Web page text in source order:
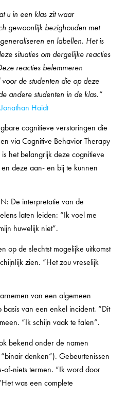
u in een klas zit waar
gewoonlijk bezighouden met
en labellen. Het is
situaties om dergelijke reacties
reacties belemmeren
de studenten die op deze
andere studenten in de klas.”
Haidt
cognitieve verstoringen die
via Cognitive Behavior Therapy
het belangrijk deze cognitieve
deze aan- en bij te kunnen
De interpretatie van de
laten leiden: “Ik voel me
huwelijk niet”.
op de slechtst mogelijke uitkomst
zien. “Het zou vreselijk
van een algemeen
van een enkel incident. “Dit
“Ik schijn vaak te falen”.
bekend onder de namen
denken”). Gebeurtenissen
of-niets termen. “Ik word door
was een complete